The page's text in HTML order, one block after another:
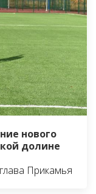
нового
долине
Прикамья